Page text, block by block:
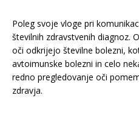
Poleg svoje vloge pri
številnih zdravstvenih diagnoz.
oči odkrijejo številne bolezni,
avtoimunske bolezni in celo
redno pregledovanje oči
zdravja.